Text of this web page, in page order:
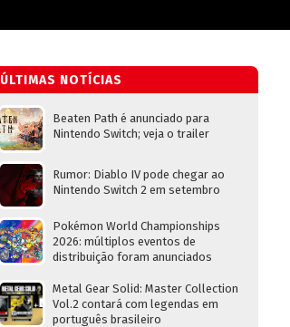
ÚLTIMAS NOTÍCIAS
Beaten Path é anunciado para
Nintendo Switch; veja o trailer
Rumor: Diablo IV pode chegar ao
Nintendo Switch 2 em setembro
Pokémon World Championships
2026: múltiplos eventos de
distribuição foram anunciados
Metal Gear Solid: Master Collection
Vol.2 contará com legendas em
português brasileiro